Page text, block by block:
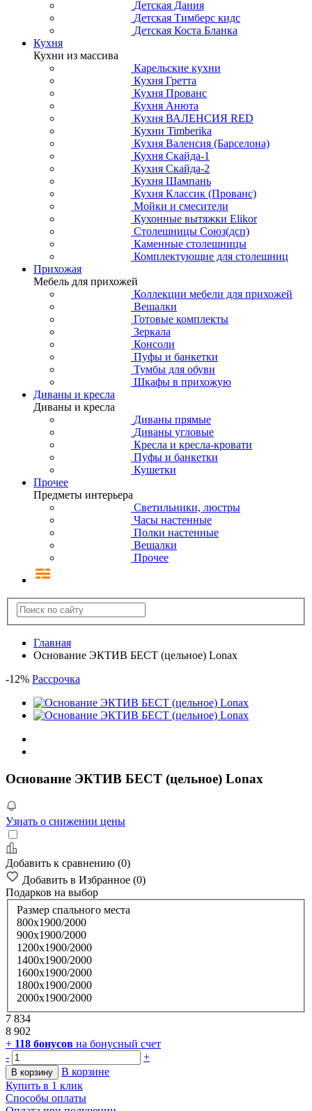
Детская Дания
Детская Тимберс кидс
Детская Коста Бланка
Кухня
Кухни из массива
Карельские кухни
Кухня Гретта
Кухня Прованс
Кухня Анюта
Кухня ВАЛЕНСИЯ RED
Кухни Timberika
Кухня Валенсия (Барселона)
Кухня Скайда-1
Кухня Скайда-2
Кухня Шампань
Кухня Классик (Прованс)
Мойки и смесители
Кухонные вытяжки Elikor
Столешницы Союз(дсп)
Каменные столешницы
Комплектующие для столешниц
Прихожая
Мебель для прихожей
Коллекции мебели для прихожей
Вешалки
Готовые комплекты
Зеркала
Консоли
Пуфы и банкетки
Тумбы для обуви
Шкафы в прихожую
Диваны и кресла
Диваны и кресла
Диваны прямые
Диваны угловые
Кресла и кресла-кровати
Пуфы и банкетки
Кушетки
Прочее
Предметы интерьера
Светильники, люстры
Часы настенные
Полки настенные
Вешалки
Прочее
Главная
Основание ЭКТИВ БЕСТ (цельное) Lonax
-12% Рассрочка
Основание ЭКТИВ БЕСТ (цельное) Lonax
Узнать о снижении цены
Добавить к сравнению (0)
Добавить в Избранное (0)
Подарков на выбор
Размер спального места
800х1900/2000
900х1900/2000
1200х1900/2000
1400х1900/2000
1600х1900/2000
1800х1900/2000
2000х1900/2000
7 834
8 902
+ 118 бонусов на бонусный счет
-
+
В корзину
В корзине
Купить в 1 клик
Способы оплаты